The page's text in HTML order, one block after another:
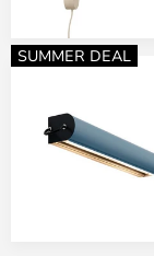
SUMMER DEAL